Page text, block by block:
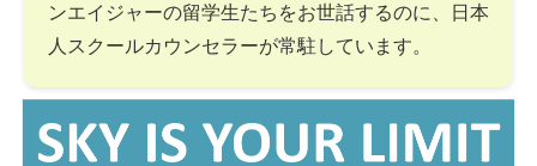
ンエイジャーの留学生たちをお世話するのに、日本
人スクールカウンセラーが常駐しています。